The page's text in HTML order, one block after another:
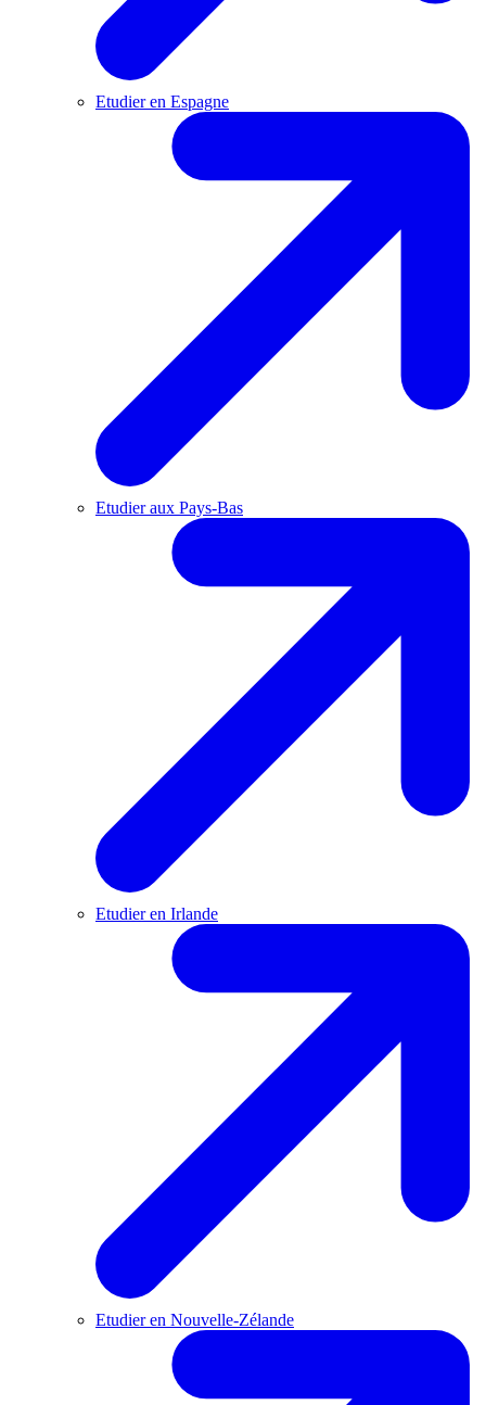
Etudier en Espagne
Etudier aux Pays-Bas
Etudier en Irlande
Etudier en Nouvelle-Zélande